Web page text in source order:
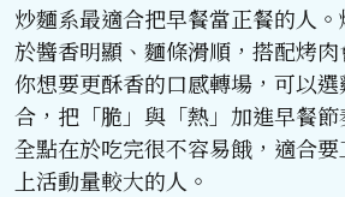
炒麵系最適合把早餐當正餐的人
於醬香明顯、麵條滑順，搭配烤
你想要更酥香的口感轉場，可以
合，把「脆」與「熱」加進早餐
全點在於吃完很不容易餓，適合
上活動量較大的人。